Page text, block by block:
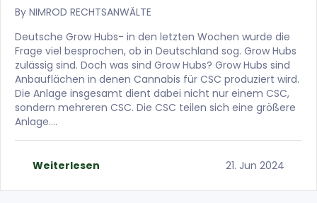
By NIMROD RECHTSANWÄLTE
Deutsche Grow Hubs- in den letzten Wochen wurde die
Frage viel besprochen, ob in Deutschland sog. Grow Hubs
zulässig sind. Doch was sind Grow Hubs? Grow Hubs sind
Anbauflächen in denen Cannabis für CSC produziert wird.
Die Anlage insgesamt dient dabei nicht nur einem CSC,
sondern mehreren CSC. Die CSC teilen sich eine größere
Anlage….
Weiterlesen 21. Jun 2024